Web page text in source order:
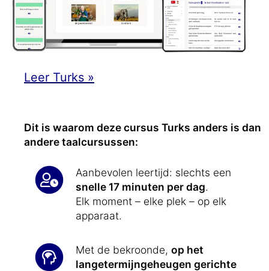
Leer Turks »
Dit is waarom deze cursus Turks anders is dan
andere taalcursussen:
Aanbevolen leertijd: slechts een
snelle 17 minuten per dag.
Elk moment – elke plek – op elk
apparaat.
Met de bekroonde, op het
langetermijngeheugen gerichte